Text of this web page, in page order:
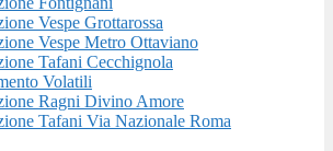
Vespe Grottarossa
Vespe Metro Ottaviano
Tafani Cecchignola
Volatili
Ragni Divino Amore
Tafani Via Nazionale Roma